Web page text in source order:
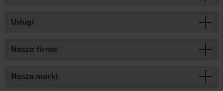
Usługi
Nasza firma
Nasze marki